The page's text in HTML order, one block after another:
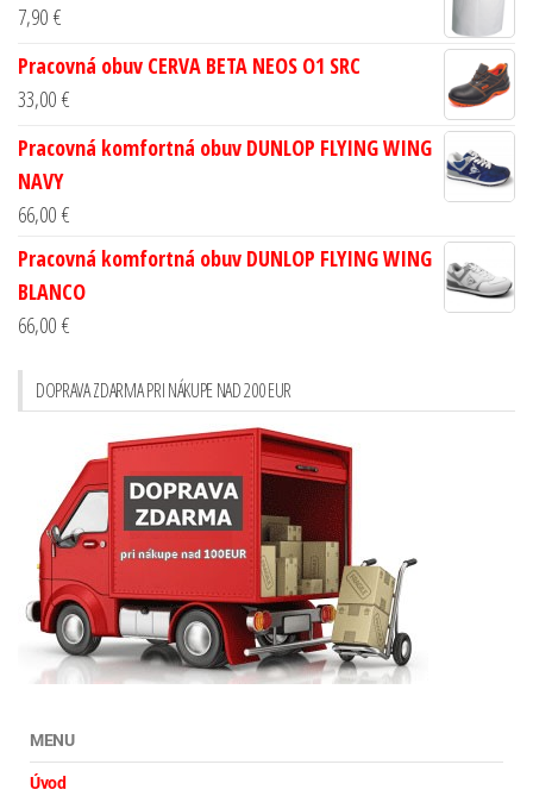
7,90 €
Pracovná obuv CERVA BETA NEOS O1 SRC
33,00 €
Pracovná komfortná obuv DUNLOP FLYING WING
NAVY
66,00 €
Pracovná komfortná obuv DUNLOP FLYING WING
BLANCO
66,00 €
DOPRAVA ZDARMA PRI NÁKUPE NAD 200 EUR
MENU
Úvod